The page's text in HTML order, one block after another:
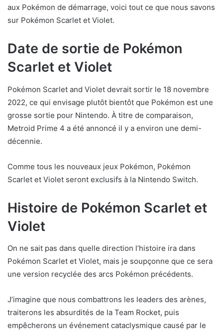
aux Pokémon de démarrage, voici tout ce que nous savons
sur Pokémon Scarlet et Violet.
Date de sortie de Pokémon
Scarlet et Violet
Pokémon Scarlet and Violet devrait sortir le 18 novembre
2022, ce qui envisage plutôt bientôt que Pokémon est une
grosse sortie pour Nintendo. À titre de comparaison,
Metroid Prime 4 a été annoncé il y a environ une demi-
décennie.
Comme tous les nouveaux jeux Pokémon, Pokémon
Scarlet et Violet seront exclusifs à la Nintendo Switch.
Histoire de Pokémon Scarlet et
Violet
On ne sait pas dans quelle direction l’histoire ira dans
Pokémon Scarlet et Violet, mais je soupçonne que ce sera
une version recyclée des arcs Pokémon précédents.
J’imagine que nous combattrons les leaders des arènes,
traiterons les absurdités de la Team Rocket, puis
empêcherons un événement cataclysmique causé par le